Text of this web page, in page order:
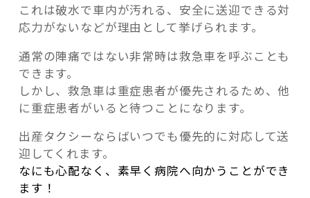
これは破水で車内が汚れる、安全に送迎できる対
応力がないなどが理由として挙げられます。
通常の陣痛ではない非常時は救急車を呼ぶことも
できます。
しかし、救急車は重症患者が優先されるため、他
に重症患者がいると待つことになります。
出産タクシーならばいつでも優先的に対応して送
迎してくれます。
なにも心配なく、素早く病院へ向かうことができ
ます！